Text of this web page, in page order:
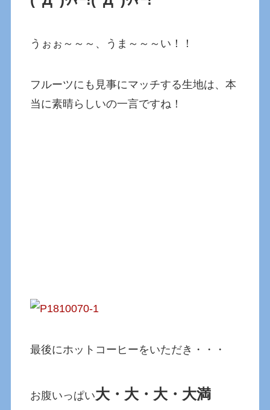
うぉぉ～～～、うま～～～い！！
フルーツにも見事にマッチする生地は、本
当に素晴らしいの一言ですね！
最後にホットコーヒーをいただき・・・
お腹いっぱい大・大・大・大満